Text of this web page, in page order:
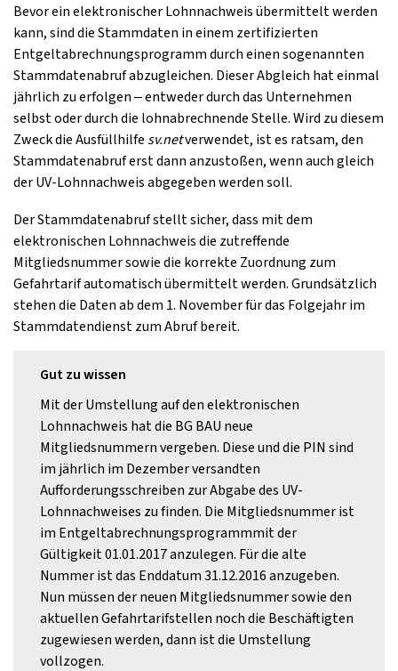
Bevor ein elektronischer Lohnnachweis übermittelt werden
kann, sind die Stammdaten in einem zertifizierten
Entgeltabrechnungsprogramm durch einen sogenannten
Stammdatenabruf abzugleichen. Dieser Abgleich hat einmal
jährlich zu erfolgen – entweder durch das Unternehmen
selbst oder durch die lohnabrechnende Stelle. Wird zu diesem
Zweck die Ausfüllhilfe sv.netverwendet, ist es ratsam, den
Stammdatenabruf erst dann anzustoßen, wenn auch gleich
der UV-Lohnnachweis abgegeben werden soll.
Der Stammdatenabruf stellt sicher, dass mit dem
elektronischen Lohnnachweis die zutreffende
Mitgliedsnummer sowie die korrekte Zuordnung zum
Gefahrtarif automatisch übermittelt werden. Grundsätzlich
stehen die Daten ab dem 1. November für das Folgejahr im
Stammdatendienst zum Abruf bereit.
Gut zu wissen
Mit der Umstellung auf den elektronischen
Lohnnachweis hat die BG BAU neue
Mitgliedsnummern vergeben. Diese und die PIN sind
im jährlich im Dezember versandten
Aufforderungsschreiben zur Abgabe des UV-
Lohnnachweises zu finden. Die Mitgliedsnummer ist
im Entgeltabrechnungsprogrammmit der
Gültigkeit 01.01.2017 anzulegen. Für die alte
Nummer ist das Enddatum 31.12.2016 anzugeben.
Nun müssen der neuen Mitgliedsnummer sowie den
aktuellen Gefahrtarifstellen noch die Beschäftigten
zugewiesen werden, dann ist die Umstellung
vollzogen.